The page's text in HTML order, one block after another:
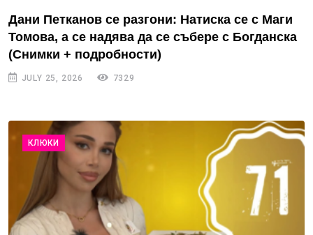
Дани Петканов се разгони: Натиска се с Маги
Томова, а се надява да се събере с Богданска
(Снимки + подробности)
JULY 25, 2026 7329
КЛЮКИ